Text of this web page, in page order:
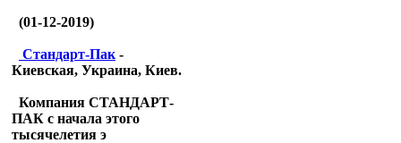
(01-12-2019)
Стандарт-Пак -
Киевская, Украина, Киев.
Компания СТАНДАРТ-
ПАК с начала этого
тысячелетия э